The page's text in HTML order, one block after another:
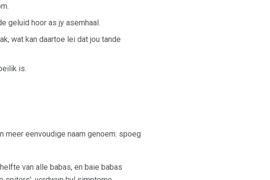
geluid hoor as jy asemhaal.
wat kan daartoe lei dat jou tande
is.
eenvoudige naam genoem: spoeg
van alle babas, en baie babas